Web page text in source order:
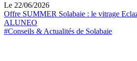
Le 22/06/2026
Offre SUMMER Solabaie : le vitrage
ALUNEO
#Conseils & Actualités de Solabaie